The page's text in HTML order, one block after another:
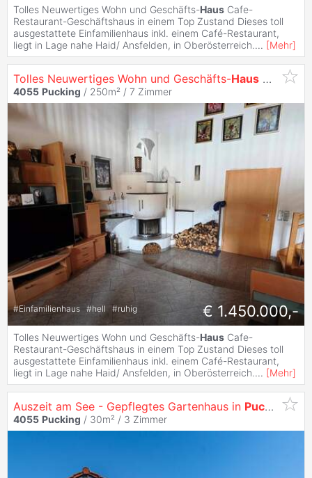
Tolles Neuwertiges Wohn und Geschäfts-Haus Cafe-
Restaurant-Geschäftshaus in einem Top Zustand Dieses toll
ausgestattete Einfamilienhaus inkl. einem Café-Restaurant,
liegt in Lage nahe Haid/ Ansfelden, in Oberösterreich.... [Mehr]
Tolles Neuwertiges Wohn und Geschäfts-Haus
4055 Pucking / 250m² / 7 Zimmer
#Einfamilienhaus #hell #ruhig € 1.450.000,-
Tolles Neuwertiges Wohn und Geschäfts-Haus Cafe-
Restaurant-Geschäftshaus in einem Top Zustand Dieses toll
ausgestattete Einfamilienhaus inkl. einem Café-Restaurant,
liegt in Lage nahe Haid/ Ansfelden, in Oberösterreich.... [Mehr]
Auszeit am See - Gepflegtes Gartenhaus in Pucking
4055 Pucking / 30m² / 3 Zimmer